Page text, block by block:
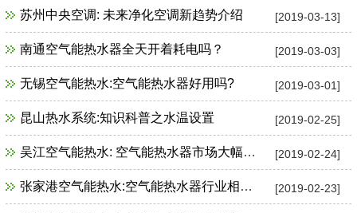
[2019-03-13]
苏州中央空调: 未来净化空调新趋势介绍
[2019-03-03]
南通空气能热水器全天开着耗电吗？
[2019-03-01]
无锡空气能热水:空气能热水器好用吗?
[2019-02-25]
昆山热水系统:知识科普之水温设置
[2019-02-24]
吴江空气能热水: 空气能热水器市场大幅增长
[2019-02-23]
张家港空气能热水:空气能热水器行业相关政策一览